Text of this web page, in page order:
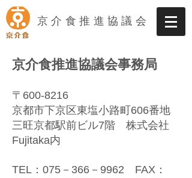
京介食推進協議会
京介食推進協議会事務局
〒600-8216
京都市下京区東塩小路町606番地
三旺京都駅前ビル7階 株式会社
Fujitaka内
TEL：075－366－9962 FAX：